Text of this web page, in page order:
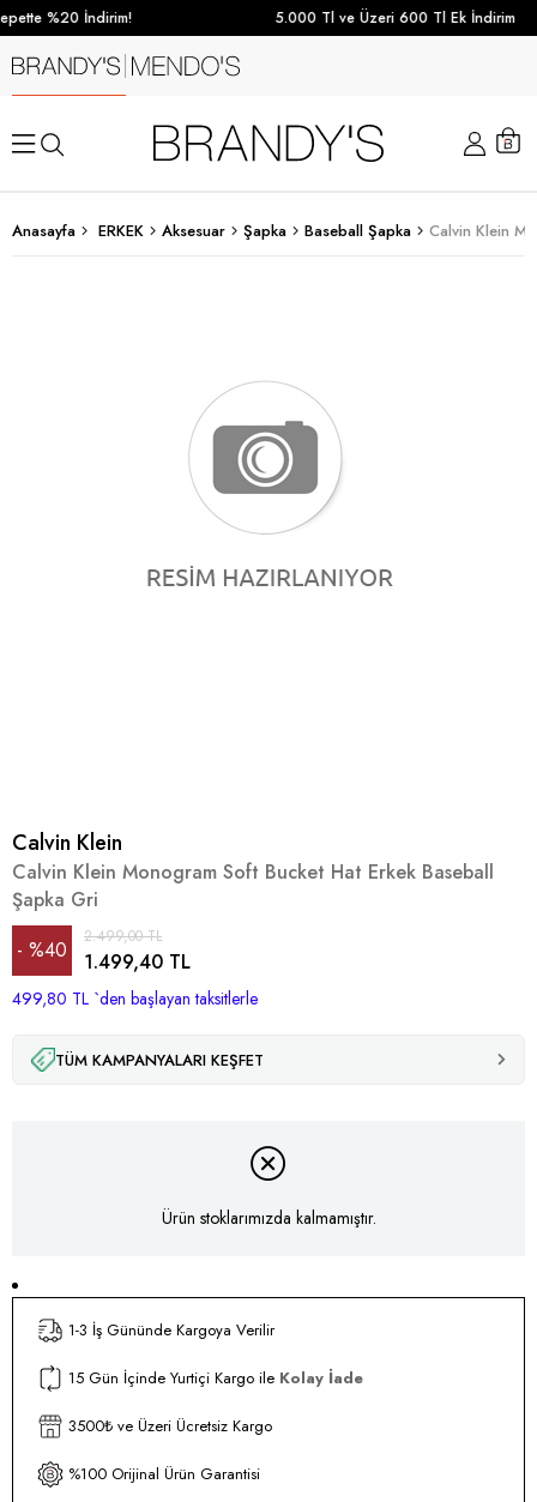
%20 İndirim! 5.000 Tl ve Üzeri 600 Tl Ek İndirim
Anasayfa ERKEK Aksesuar Şapka Baseball Şapka
Calvin Klein
Calvin Klein Monogram Soft Bucket Hat Erkek Baseball
Şapka Gri
%40
İndirim
2.499,00 TL
1.499,40 TL
499,80 TL `den başlayan taksitlerle
TÜM KAMPANYALARI KEŞFET
Ürün stoklarımızda kalmamıştır.
1-3 İş Gününde Kargoya Verilir
15 Gün İçinde Yurtiçi Kargo ile Kolay İade
3500₺ ve Üzeri Ücretsiz Kargo
%100 Orijinal Ürün Garantisi